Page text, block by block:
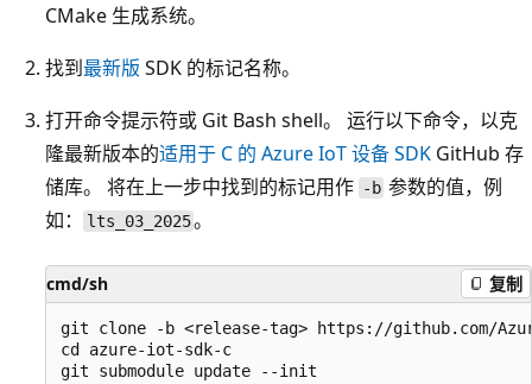
CMake 生成系统。
找到最新版 SDK 的标记名称。
打开命令提示符或 Git Bash shell。 运行以下命令，以克
隆最新版本的适用于 C 的 Azure IoT 设备 SDK GitHub 存
储库。 将在上一步中找到的标记用作 -b 参数的值，例
如：
lts_03_2025。
cmd/sh 复制
git clone -b <release-tag> https://github.com/
cd azure-iot-sdk-c